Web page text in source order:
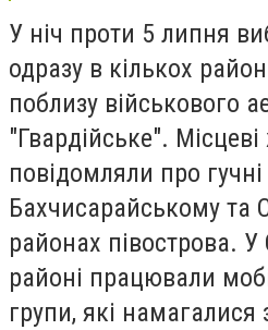
У ніч проти 5 липня
одразу в кількох
поблизу військового
"Гвардійське". Місцеві
повідомляли про
Бахчисарайському та
районах півострова.
районі працювали
групи, які намагалися